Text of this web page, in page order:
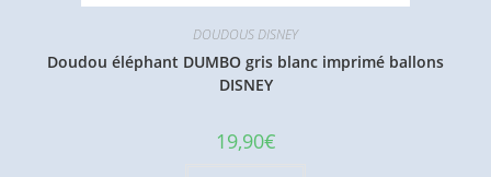
DOUDOUS DISNEY
Doudou éléphant DUMBO gris blanc imprimé ballons
DISNEY
19,90€